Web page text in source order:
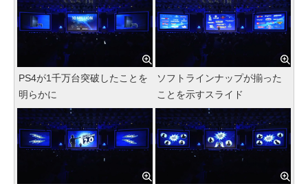
PS4が1千万台突破したことを
明らかに
ソフトラインナップが揃った
ことを示すスライド